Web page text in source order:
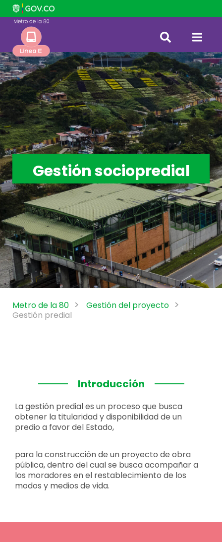
Gestión sociopredial
Metro de la 80
Gestión del proyecto
Gestión predial
Introducción
La gestión predial es un proceso que busca
obtener la titularidad y disponibilidad de un
predio a favor del Estado,
para la construcción de un proyecto de obra
pública, dentro del cual se busca acompañar a
los moradores en el restablecimiento de los
modos y medios de vida.